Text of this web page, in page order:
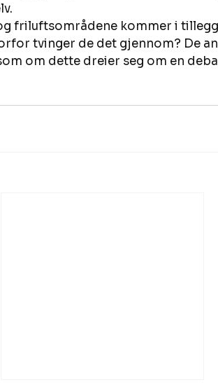
friluftsområdene kommer i
tvinger de det gjennom? De
om dette dreier seg om en